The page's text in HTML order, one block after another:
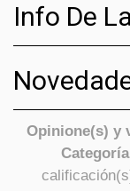
Info De
Opinione(s) y